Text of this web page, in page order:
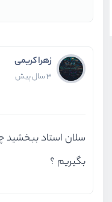
زهرا کریمی
3 سال پیش
سلان استاد ببخشید
بگیریم ؟